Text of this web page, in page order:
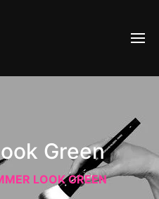
Green
LOOK GREEN